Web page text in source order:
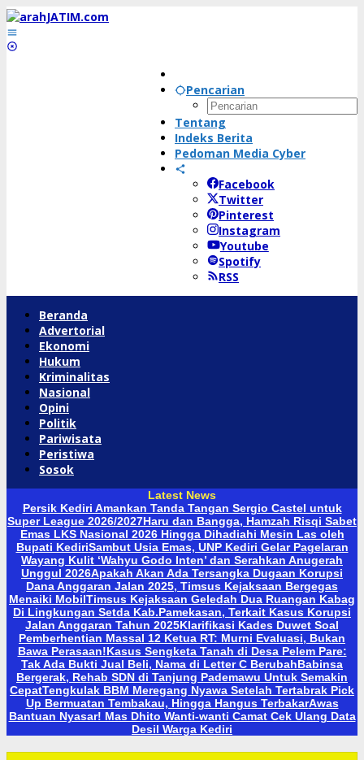
Lewati
ke
konten
Pencarian
Tentang
Indeks Berita
Pedoman Media Cyber
Facebook
Twitter
Pinterest
Instagram
Youtube
Spotify
RSS
Beranda
Advertorial
Ekonomi
Hukum
Kriminalitas
Nasional
Opini
Politik
Pariwisata
Peristiwa
Sosok
Latest News
Persik Kediri Amankan Tanda Tangan Sergio Castel untuk
Super League 2026/2027Haru dan Bangga, Hamzah Risqi Sabet
Emas LKS Nasional 2026 Hingga Dihadiahi Mesin Las oleh
Bupati KediriSambut Usia Emas, UNP Kediri Gelar Pagelaran
Wayang Kulit ‘Wahyu Godo Inten’ dan Serahkan Anugerah
Unggul 2026Apakah Akan Ada Tersangka Dugaan Korupsi
Dana Anggaran Jalan 2025, Timsus Kejaksaan Bergegas
Menaiki MobilTimsus Kejaksaan Geledah Dua Ruangan Kabag
Di Lingkungan Setda Kab.Pamekasan, Terkait Kasus Korupsi
Jalan Anggaran Tahun 2025Klarifikasi Kades Duwet Soal
Pemberhentian Massal 12 Ketua RT: Murni Evaluasi, Bukan
Bawa Perasaan!Kasus Sengketa Tanah di Desa Pelem Pare:
Tak Ada Bukti Jual Beli, Nama di Letter C BerubahBabinsa
Bergerak, Rehab SDN di Tanjung Pademawu Untuk Semakin
CepatTengkulak BBM Meregang Nyawa Setelah Tertabrak Pick
Up Bermuatan Tembakau, Hingga Hangus TerbakarAwas
Bantuan Nyasar! Mas Dhito Wanti-wanti Camat Cek Ulang Data
Desil Warga Kediri